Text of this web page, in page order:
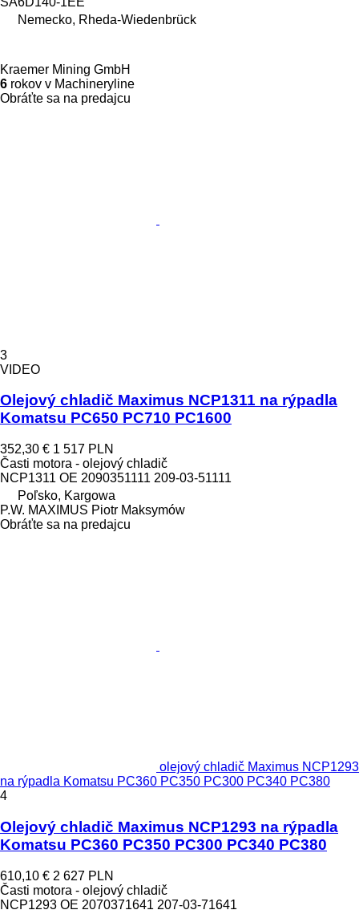
Nemecko, Rheda-Wiedenbrück
Kraemer Mining GmbH
6 rokov v Machineryline
Obráťte sa na predajcu
3
VIDEO
Olejový chladič Maximus NCP1311 na rýpadla
Komatsu PC650 PC710 PC1600
352,30 € 1 517 PLN
Časti motora - olejový chladič
NCP1311 OE 2090351111 209-03-51111
Poľsko, Kargowa
P.W. MAXIMUS Piotr Maksymów
Obráťte sa na predajcu
olejový chladič Maximus NCP1293
na rýpadla Komatsu PC360 PC350 PC300 PC340 PC380
4
Olejový chladič Maximus NCP1293 na rýpadla
Komatsu PC360 PC350 PC300 PC340 PC380
610,10 € 2 627 PLN
Časti motora - olejový chladič
NCP1293 OE 2070371641 207-03-71641